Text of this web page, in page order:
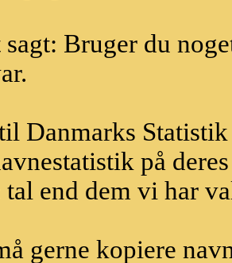
Bruger du
Danmarks
på
tal end dem vi har
gerne kopiere